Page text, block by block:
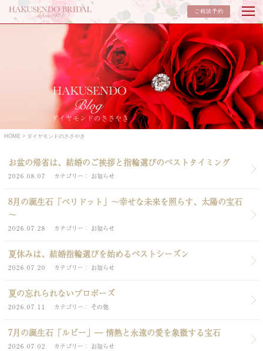
ご相談予約
HOME ダイヤモンドのささやき
ダイヤモンドのささやき
お盆の帰省は、結婚のご挨拶と指輪選びのベストタイミング
2026.08.07 カテゴリー お知らせ
8月の誕生石「ペリドット」～幸せな未来を照らす、太陽の宝石
～
2026.07.28 カテゴリー お知らせ
夏休みは、結婚指輪選びを始めるベストシーズン
2026.07.20 カテゴリー お知らせ
夏の忘れられないプロポーズ
2026.07.11 カテゴリー その他
7月の誕生石「ルビー」― 情熱と永遠の愛を象徴する宝石
2026.07.02 カテゴリー お知らせ